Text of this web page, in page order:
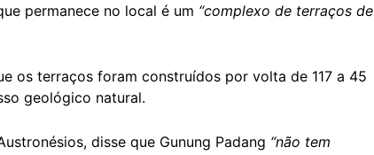
permanece no local é um “complexo de terraços de
os terraços foram construídos por volta de 117 a 45
geológico natural.
disse que Gunung Padang “não tem